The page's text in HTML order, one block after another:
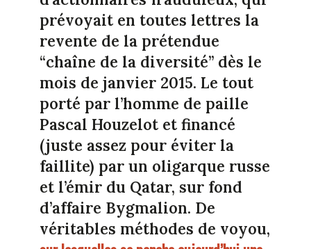
prévoyait en toutes lettres la
revente de la prétendue
“chaîne de la diversité” dès le
mois de janvier 2015. Le tout
porté par l’homme de paille
Pascal Houzelot et financé
(juste assez pour éviter la
faillite) par un oligarque russe
et l’émir du Qatar, sur fond
d’affaire Bygmalion. De
véritables méthodes de voyou,